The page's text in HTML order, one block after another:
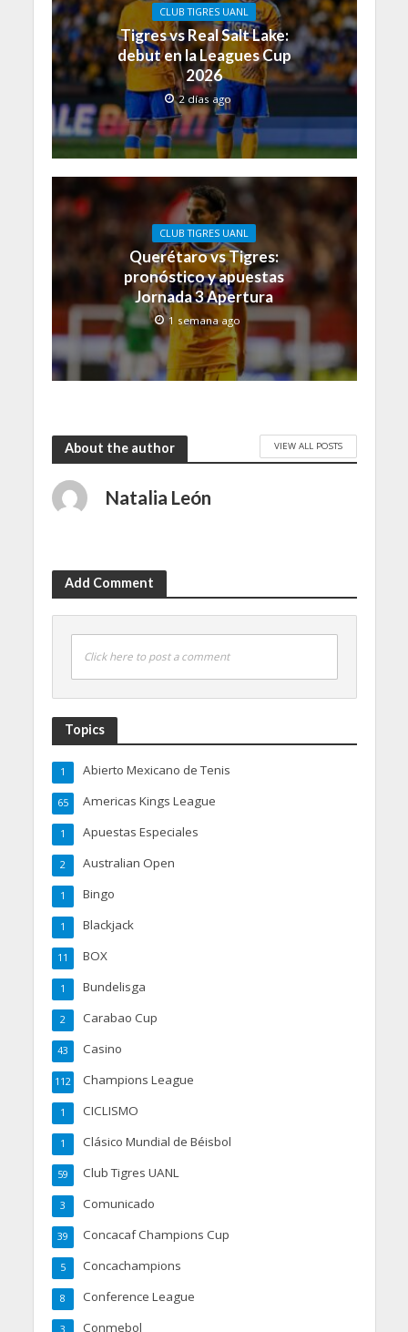
CLUB TIGRES UANL
Tigres vs Real Salt Lake:
debut en la Leagues Cup
2026
2 días ago
CLUB TIGRES UANL
Querétaro vs Tigres:
pronóstico y apuestas
Jornada 3 Apertura
1 semana ago
About the author VIEW ALL POSTS
Natalia León
Add Comment
Click here to post a comment
Topics
Abierto Mexicano de Tenis
1
Americas Kings League
65
Apuestas Especiales
1
Australian Open
2
Bingo
1
Blackjack
1
BOX
11
Bundelisga
1
Carabao Cup
2
Casino
43
Champions League
112
CICLISMO
1
Clásico Mundial de Béisbol
1
Club Tigres UANL
59
Comunicado
3
Concacaf Champions Cup
39
Concachampions
5
Conference League
8
Conmebol
3